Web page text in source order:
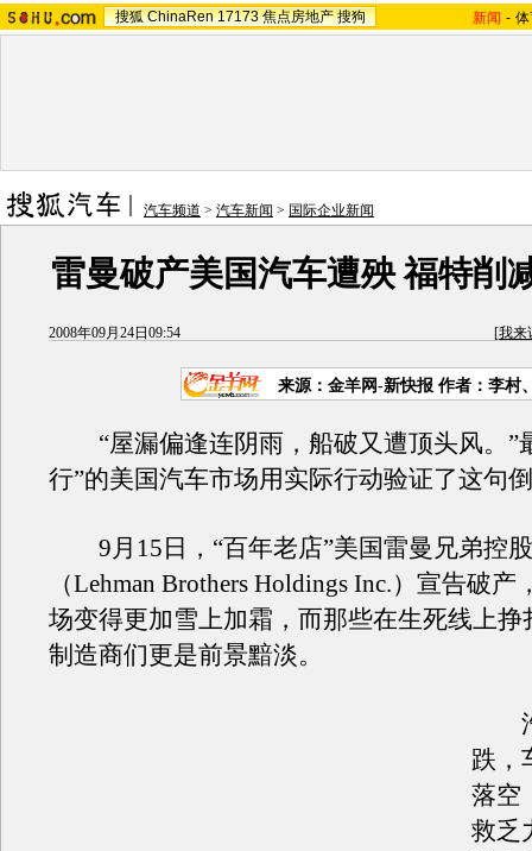
搜狐 ChinaRen 17173 焦点房地产 搜狗 新闻 -
汽车频道 > 汽车新闻 > 国际企业新闻
雷曼破产美国汽车遭殃 福特削
2008年09月24日09:54 [我来
来源：金羊网-新快报 作者：李村
“屋漏偏逢连阴雨，船破又遭顶头风。”
行”的美国汽车市场用实际行动验证了这句
9月15日，“百年老店”美国雷曼兄弟控
（Lehman Brothers Holdings Inc.）宣告破
场变得更加雪上加霜，而那些在生死线上挣
制造商们更是前景黯淡。
汽
跌，
落空
救